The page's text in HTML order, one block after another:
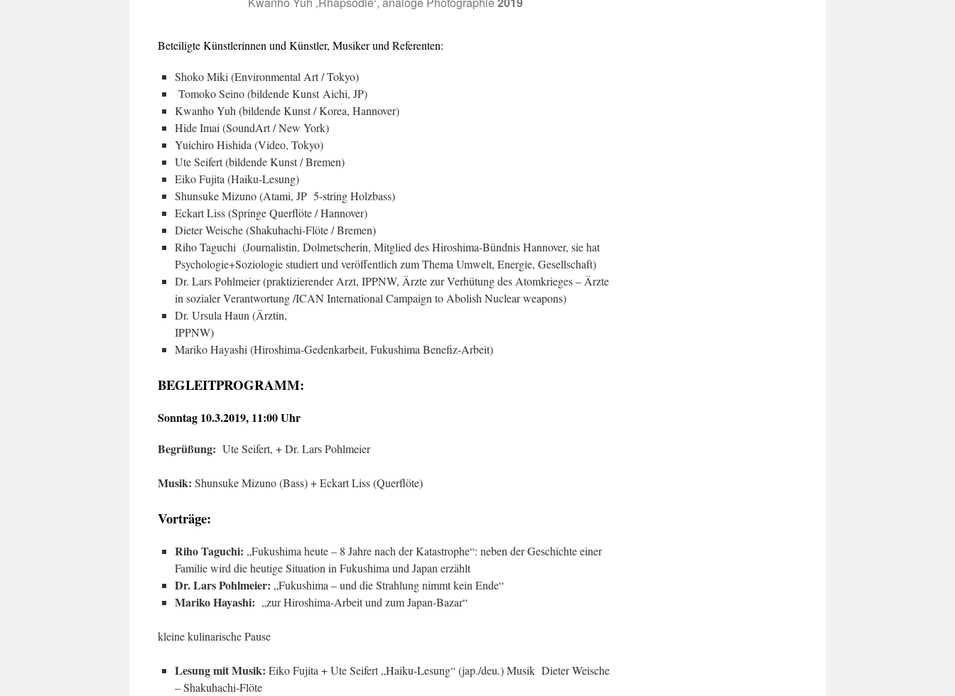
Beteiligte Künstlerinnen und Künstler, Musiker und Referenten:
Shoko Miki (Environmental Art / Tokyo)
Tomoko Seino (bildende Kunst Aichi, JP)
Kwanho Yuh (bildende Kunst / Korea, Hannover)
Hide Imai (SoundArt / New York)
Yuichiro Hishida (Video, Tokyo)
Ute Seifert (bildende Kunst / Bremen)
Eiko Fujita (Haiku-Lesung)
Shunsuke Mizuno (Atami, JP 5-string Holzbass)
Eckart Liss (Springe Querflöte / Hannover)
Dieter Weische (Shakuhachi-Flöte / Bremen)
Riho Taguchi (Journalistin, Dolmetscherin, Mitglied des Hiroshima-Bündnis Hannover, sie hat
Psychologie+Soziologie studiert und veröffentlich zum Thema Umwelt, Energie, Gesellschaft)
Dr. Lars Pohlmeier (praktizierender Arzt, IPPNW, Ärzte zur Verhütung des Atomkrieges – Ärzte
in sozialer Verantwortung /ICAN International Campaign to Abolish Nuclear weapons)
Dr. Ursula Haun (Ärztin,
IPPNW)
Mariko Hayashi (Hiroshima-Gedenkarbeit, Fukushima Benefiz-Arbeit)
BEGLEITPROGRAMM:
Sonntag 10.3.2019, 11:00 Uhr
Begrüßung: Ute Seifert, + Dr. Lars Pohlmeier
Musik: Shunsuke Mizuno (Bass) + Eckart Liss (Querflöte)
Vorträge:
Riho Taguchi: „Fukushima heute – 8 Jahre nach der Katastrophe“: neben der Geschichte einer
Familie wird die heutige Situation in Fukushima und Japan erzählt
Dr. Lars Pohlmeier: „Fukushima – und die Strahlung nimmt kein Ende“
Mariko Hayashi: „zur Hiroshima-Arbeit und zum Japan-Bazar“
kleine kulinarische Pause
Lesung mit Musik: Eiko Fujita + Ute Seifert „Haiku-Lesung“ (jap./deu.) Musik Dieter Weische
– Shakuhachi-Flöte